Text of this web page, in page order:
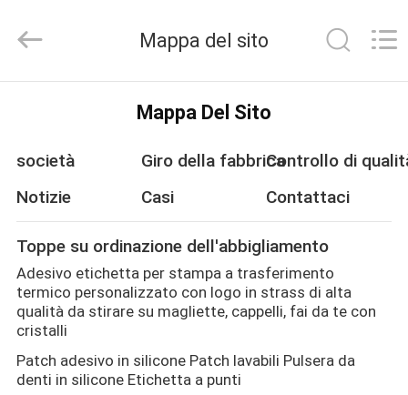
PRODOTTI
CHI
SIAMO
FATORY
TOUR
Garment
Co.,Ltd.
Mappa del sito
Mappa Del Sito
società Giro della fabbricaControllo di
Notizie
Casi Contattaci
Toppe su ordinazione dell'abbigliamento
Adesivo etichetta per stampa a trasferimento
termico personalizzato con logo in strass di alta
qualità da stirare su magliette, cappelli, fai da te con
cristalli
Patch adesivo in silicone Patch lavabili Pulsera da
denti in silicone Etichetta a punti